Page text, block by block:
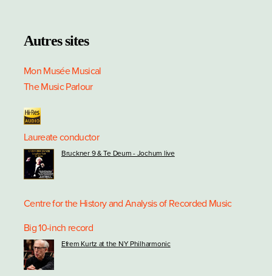
Autres sites
Mon Musée Musical
The Music Parlour
Laureate conductor
Bruckner 9 & Te Deum - Jochum live
Centre for the History and Analysis of Recorded Music
Big 10-inch record
Efrem Kurtz at the NY Philharmonic